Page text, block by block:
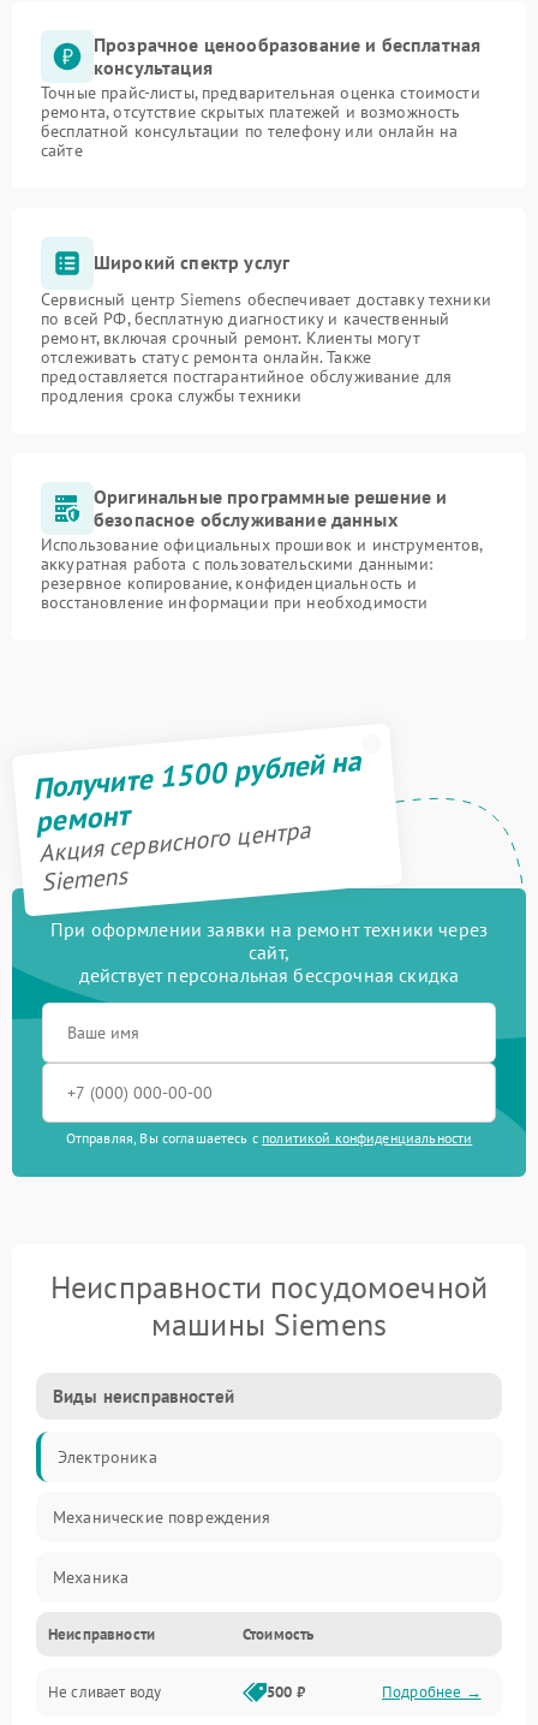
Прозрачное ценообразование и бесплатная
консультация
Точные прайс-листы, предварительная оценка стоимости
ремонта, отсутствие скрытых платежей и возможность
бесплатной консультации по телефону или онлайн на
сайте
Широкий спектр услуг
Сервисный центр Siemens обеспечивает доставку техники
по всей РФ, бесплатную диагностику и качественный
ремонт, включая срочный ремонт. Клиенты могут
отслеживать статус ремонта онлайн. Также
предоставляется постгарантийное обслуживание для
продления срока службы техники
Оригинальные программные решение и
безопасное обслуживание данных
Использование официальных прошивок и инструментов,
аккуратная работа с пользовательскими данными:
резервное копирование, конфиденциальность и
восстановление информации при необходимости
Получите 1500 рублей на
ремонт
Акция сервисного центра
Siemens
При оформлении заявки на ремонт техники через
сайт,
действует персональная бессрочная скидка
Отправляя, Вы соглашаетесь с политикой конфиденциальности
Неисправности посудомоечной
машины Siemens
Виды неисправностей
Электроника
Механические повреждения
Механика
Управление
Электропитание
Неисправности Стоимость
Не сливает воду 500 ₽ Подробнее →